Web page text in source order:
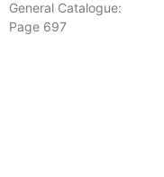
General Catalogue:
Page 697